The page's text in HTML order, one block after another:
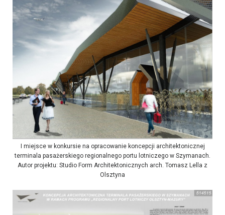
I miejsce w konkursie na opracowanie koncepcji architektonicznej
terminala pasażerskiego regionalnego portu lotniczego w Szymanach.
Autor projektu: Studio Form Architektonicznych arch. Tomasz Lella z
Olsztyna